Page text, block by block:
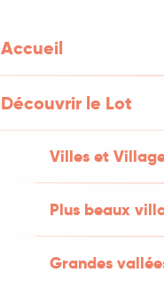
Accueil
Découvrir le Lot
Villes et
Plus beaux
Grandes